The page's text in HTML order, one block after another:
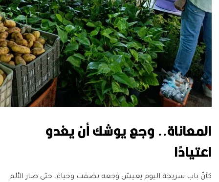
المعاناة.. وجع يوشك أن يغدو
اعتيادًا
كأنّ باب سريجة اليوم يعيش وجعه بصمت وحياء، حتى صار الألم